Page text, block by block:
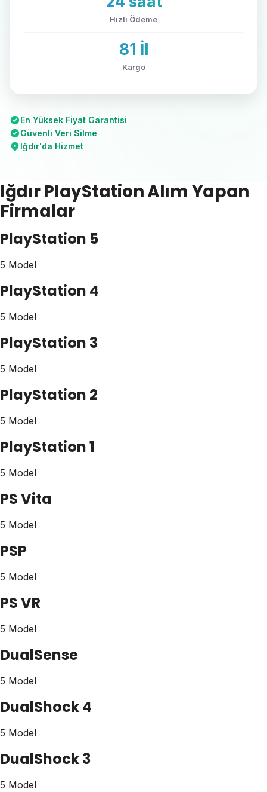
Hızlı Ödeme
81 İl
Kargo
En Yüksek Fiyat Garantisi
Güvenli Veri Silme
Iğdır'da Hizmet
Iğdır PlayStation Alım Yapan
Firmalar
PlayStation 5
5 Model
PlayStation 4
5 Model
PlayStation 3
5 Model
PlayStation 2
5 Model
PlayStation 1
5 Model
PS Vita
5 Model
PSP
5 Model
PS VR
5 Model
DualSense
5 Model
DualShock 4
5 Model
DualShock 3
5 Model